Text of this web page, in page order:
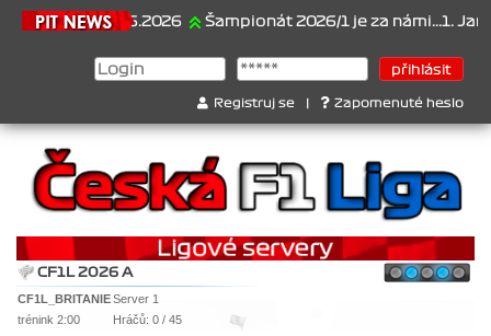
21.6.2026 Šampionát 2026/1 je za námi...1. Jan
Registruj se Zapomenuté heslo
CF1L 2026 A
CF1L_BRITANIEServer 1
trénink 2:00
Hráčů: 0 / 45